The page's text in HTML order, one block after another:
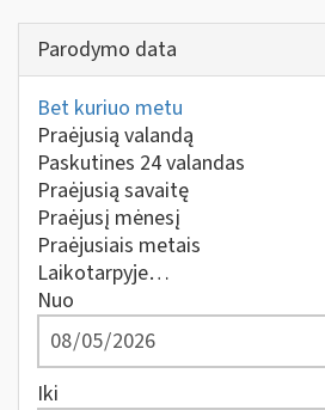
Parodymo data
Bet kuriuo metu
Praėjusią valandą
Paskutines 24 valandas
Praėjusią savaitę
Praėjusį mėnesį
Praėjusiais metais
Laikotarpyje…
Nuo
Iki